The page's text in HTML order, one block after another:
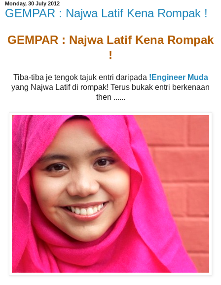
Monday, 30 July 2012
GEMPAR : Najwa Latif Kena Rompak !
GEMPAR : Najwa Latif Kena Rompak
!
Tiba-tiba je tengok tajuk entri daripada !Engineer Muda
yang Najwa Latif di rompak! Terus bukak entri berkenaan
then ......